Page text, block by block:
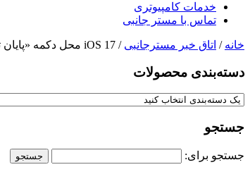
خدمات کامپیوتری
تماس با مستر جانبی
خانه / اتاق خبر مسترجانبی / iOS 17 محل دکمه «پایان تماس» را تغییر می دهد
دسته‌بندی‌ محصولات
جستجو
جستجو برای: